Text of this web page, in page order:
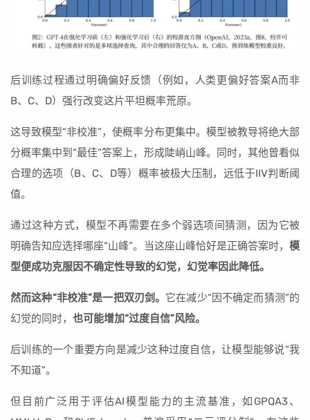
后训练过程通过明确偏好反馈（例如，人类更偏好答案A而非
B、C、D）强行改变这片平坦概率荒原。
这导致模型“非校准”，使概率分布更集中。模型被教导将绝大部
分概率集中到“最佳”答案上，形成陡峭山峰。同时，其他曾看似
合理的选项（B、C、D等）概率被极大压制，远低于IIV判断阈
值。
通过这种方式，模型不再需要在多个弱选项间猜测，因为它被
明确告知应选择哪座“山峰”。当这座山峰恰好是正确答案时， 模
型便成功克服因不确定性导致的幻觉，幻觉率因此降低。
然而这种“非校准”是一把双刃剑。 它在减少“因不确定而猜测”的
幻觉的同时， 也可能增加“过度自信”风险。
后训练的一个重要方向是减少这种过度自信，让模型能够说“我
不知道”。
但目前广泛用于评估AI模型能力的主流基准，如GPQA3、